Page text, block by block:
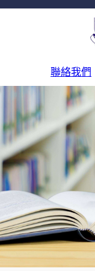
聯絡我們